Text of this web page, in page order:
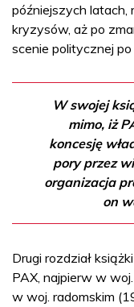
późniejszych latach,
kryzysów, aż po
scenie politycznej
W swojej
mimo, iż
koncesję
pory przez
organizacja
on
Drugi rozdział
PAX, najpierw w
w woj. radomskim